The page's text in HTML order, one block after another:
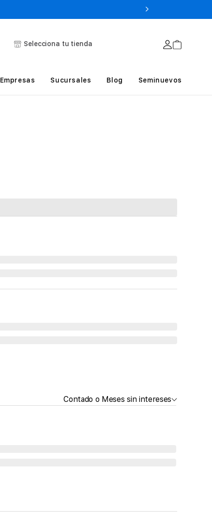
Selecciona tu tienda
Empresas Sucursales Blog Seminuevos
Contado o Meses sin intereses